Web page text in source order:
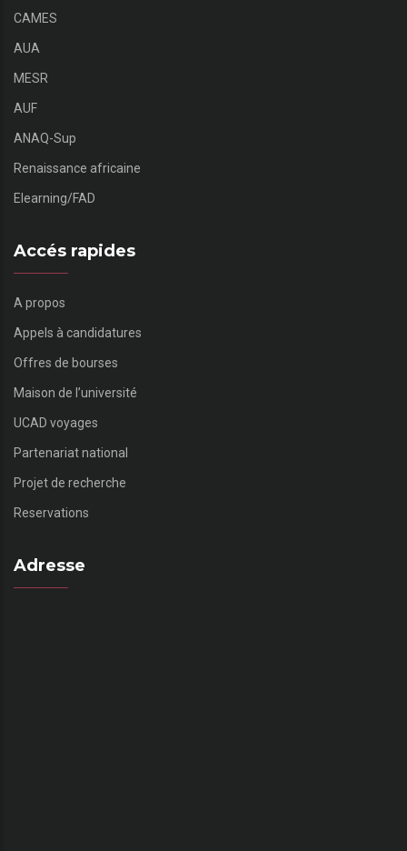
CAMES
AUA
MESR
AUF
ANAQ-Sup
Renaissance africaine
Elearning/FAD
Accés rapides
A propos
Appels à candidatures
Offres de bourses
Maison de l’université
UCAD voyages
Partenariat national
Projet de recherche
Reservations
Adresse